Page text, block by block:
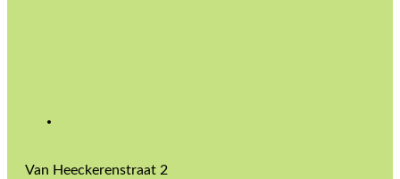
Van Heeckerenstraat 2